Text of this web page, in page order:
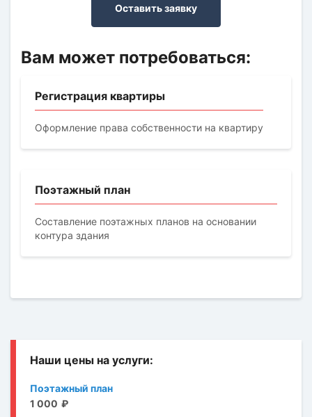
Оставить заявку
Вам может потребоваться:
Регистрация квартиры
Оформление права собственности на квартиру
Поэтажный план
Составление поэтажных планов на основании
контура здания
Поэтажный план
1 000